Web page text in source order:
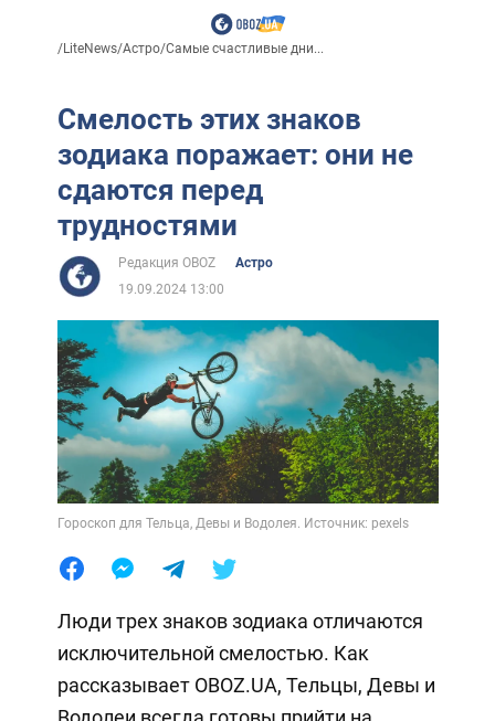
/LiteNews/Астро/Самые счастливые дни...
Смелость этих знаков
зодиака поражает: они не
сдаются перед
трудностями
Редакция OBOZ
Астро
19.09.2024 13:00
Гороскоп для Тельца, Девы и Водолея. Источник: pexels
Люди трех знаков зодиака отличаются
исключительной смелостью. Как
рассказывает OBOZ.UA, Тельцы, Девы и